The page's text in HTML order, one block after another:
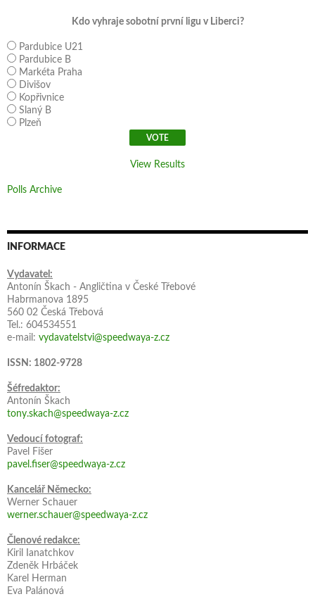
Kdo vyhraje sobotní první ligu v Liberci?
Pardubice U21
Pardubice B
Markéta Praha
Divišov
Kopřivnice
Slaný B
Plzeň
View Results
Polls Archive
INFORMACE
Vydavatel:
Antonín Škach - Angličtina v České Třebové
Habrmanova 1895
560 02 Česká Třebová
Tel.: 604534551
e-mail: vydavatelstvi@speedwaya-z.cz
ISSN: 1802-9728
Šéfredaktor:
Antonín Škach
tony.skach@speedwaya-z.cz
Vedoucí fotograf:
Pavel Fišer
pavel.fiser@speedwaya-z.cz
Kancelář Německo:
Werner Schauer
werner.schauer@speedwaya-z.cz
Členové redakce:
Kiril Ianatchkov
Zdeněk Hrbáček
Karel Herman
Eva Palánová